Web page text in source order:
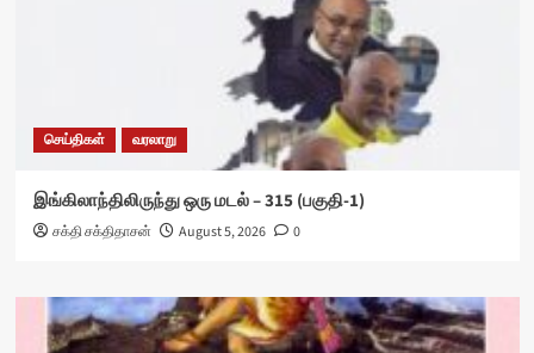
செய்திகள் வரலாறு
இங்கிலாந்திலிருந்து ஒரு மடல் – 315 (பகுதி-1)
சக்தி சக்திதாசன் August 5, 2026 0